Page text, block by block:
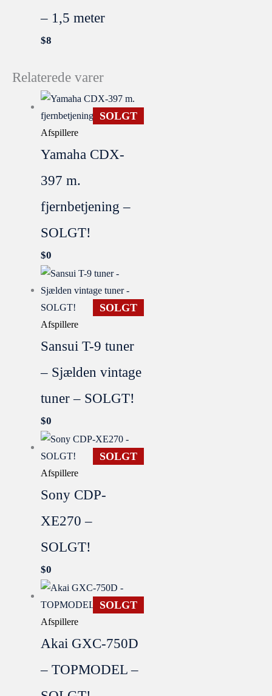
– 1,5 meter
$8
Relaterede varer
SOLGT
Afspillere
Yamaha CDX-
397 m.
fjernbetjening –
SOLGT!
$0
SOLGT
Afspillere
Sansui T-9 tuner
– Sjælden vintage
tuner – SOLGT!
$0
SOLGT
Afspillere
Sony CDP-
XE270 –
SOLGT!
$0
SOLGT
Afspillere
Akai GXC-750D
– TOPMODEL –